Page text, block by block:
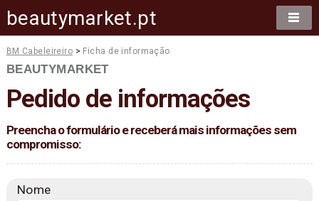
beautymarket.pt
BM Cabeleireiro > Ficha de informação
BEAUTYMARKET
Pedido de informações
Preencha o formulário e receberá mais informações sem
compromisso:
Nome